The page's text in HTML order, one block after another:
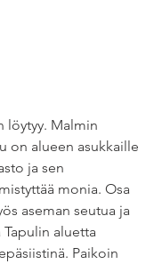
löytyy. Malmin
on alueen asukkaille
ja sen
monia. Osa
aseman seutua ja
Tapulin aluetta
Paikoin